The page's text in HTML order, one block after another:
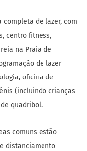
de lazer, com
centro fitness,
na Praia de
de lazer
oficina de
(incluindo crianças
quadribol.
comuns estão
distanciamento